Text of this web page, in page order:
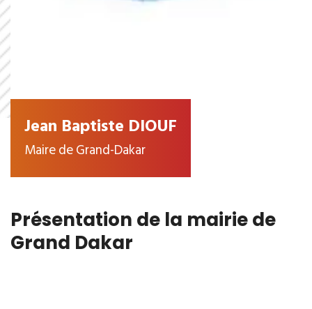
Jean Baptiste DIOUF
Maire de Grand-Dakar
Présentation de la mairie de
Grand Dakar